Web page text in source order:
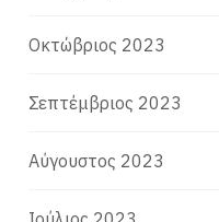
Οκτώβριος 2023
Σεπτέμβριος 2023
Αύγουστος 2023